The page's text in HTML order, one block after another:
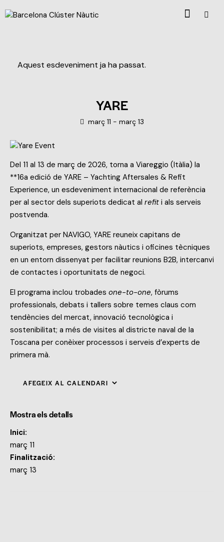
Aquest esdeveniment ja ha passat.
YARE
març 11 - març 13
Del 11 al 13 de març de 2026, torna a Viareggio (Itàlia) la
**16a edició de YARE – Yachting Aftersales & Refit
Experience, un esdeveniment internacional de referència
per al sector dels superiots dedicat al refit i als serveis
postvenda.
Organitzat per NAVIGO, YARE reuneix capitans de
superiots, empreses, gestors nàutics i oficines tècniques
en un entorn dissenyat per facilitar reunions B2B, intercanvi
de contactes i oportunitats de negoci.
El programa inclou trobades one-to-one, fòrums
professionals, debats i tallers sobre temes claus com
tendències del mercat, innovació tecnològica i
sostenibilitat; a més de visites al districte naval de la
Toscana per conèixer processos i serveis d’experts de
primera mà.
AFEGEIX AL CALENDARI
Mostra els detalls
Inici:
març 11
Finalització:
març 13